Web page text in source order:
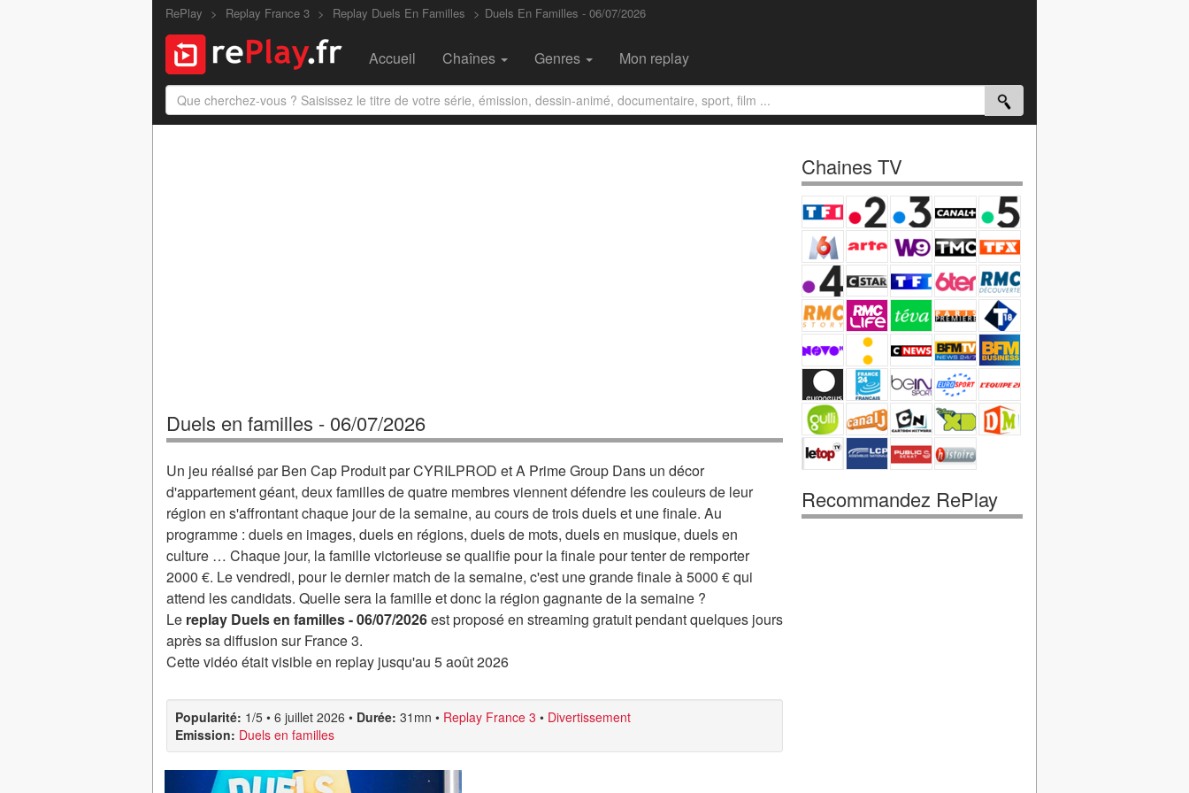
RePlay Replay France 3 Replay Duels En Familles Duels En Familles - 06/07/2026
Accueil Chaînes Genres Mon replay
Duels en familles - 06/07/2026
Un jeu réalisé par Ben Cap Produit par CYRILPROD et A Prime Group Dans un décor
d'appartement géant, deux familles de quatre membres viennent défendre les couleurs de leur
région en s'affrontant chaque jour de la semaine, au cours de trois duels et une finale. Au
programme : duels en images, duels en régions, duels de mots, duels en musique, duels en
culture … Chaque jour, la famille victorieuse se qualifie pour la finale pour tenter de remporter
2000 €. Le vendredi, pour le dernier match de la semaine, c'est une grande finale à 5000 € qui
attend les candidats. Quelle sera la famille et donc la région gagnante de la semaine ?
Le replay Duels en familles - 06/07/2026est proposé en streaming gratuit pendant quelques jours
après sa diffusion sur France 3.
Cette vidéo était visible en replay jusqu'au 5 août 2026
Popularité: 1/5 • 6 juillet 2026 • Durée: 31mn • Replay France 3 • Divertissement
Emission: Duels en familles
Chaines TV
Recommandez RePlay